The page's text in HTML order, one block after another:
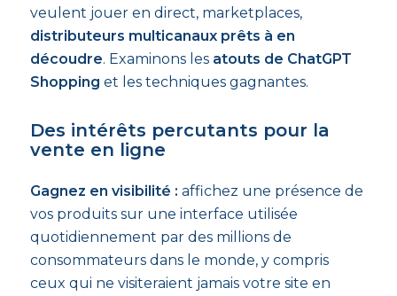
veulent jouer en direct, marketplaces,
distributeurs multicanaux prêts à en
découdre. Examinons les atouts de ChatGPT
Shopping et les techniques gagnantes.
Des intérêts percutants pour la
vente en ligne
Gagnez en visibilité : affichez une présence de
vos produits sur une interface utilisée
quotidiennement par des millions de
consommateurs dans le monde, y compris
ceux qui ne visiteraient jamais votre site en